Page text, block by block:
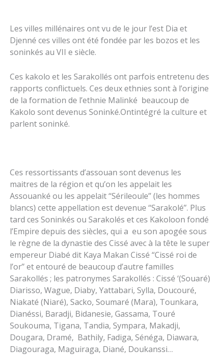
Les villes millénaires ont vu de le jour l’est Dia et
Djenné ces villes ont été fondée par les bozos et les
soninkés au VII e siècle.
Ces kakolo et les Sarakollés ont parfois entretenu des
rapports conflictuels. Ces deux ethnies sont à l’origine
de la formation de l’ethnie Malinké beaucoup de
Kakolo sont devenus Soninké.Ontintégré la culture et
parlent soninké.
Ces ressortissants d’assouan sont devenus les
maitres de la région et qu’on les appelait les
Assouanké ou les appelait ‘‘Sérileoule’’ (les hommes
blancs) cette appellation est devenue ‘‘Sarakolé’’. Plus
tard ces Soninkés ou Sarakolés et ces Kakoloon fondé
l’Empire depuis des siècles, qui a eu son apogée sous
le règne de la dynastie des Cissé avec à la tête le super
empereur Diabé dit Kaya Makan Cissé ‘‘Cissé roi de
l’or’’ et entouré de beaucoup d’autre familles
Sarakollés ; les patronymes Sarakollés : Cissé ‘(Souaré)
Diarisso, Wague, Diaby, Yattabari, Sylla, Doucouré,
Niakaté (Niaré), Sacko, Soumaré (Mara), Tounkara,
Dianéssi, Baradji, Bidanesie, Gassama, Touré
Soukouma, Tigana, Tandia, Sympara, Makadji,
Dougara, Dramé, Bathily, Fadiga, Sénéga, Diawara,
Diagouraga, Maguiraga, Diané, Doukanssi…